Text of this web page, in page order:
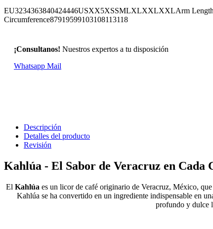
EU3234363840424446USXX5XSSMLXLXXLXXLArm
Circumference87919599103108113118
¡Consultanos! Nuestros expertos a tu disposición
Whatsapp Mail
Descripción
Detalles del producto
Revisión
Kahlúa - El Sabor de Veracruz en Cada
El Kahlúa es un licor de café originario de Veracruz, México,
Kahlúa se ha convertido en un ingrediente indispensable en
profundo y dulce